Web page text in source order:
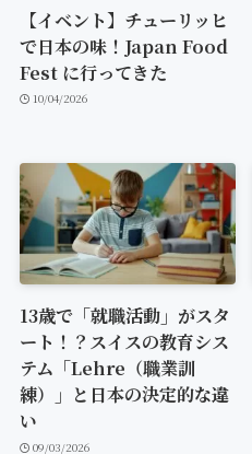
【イベント】チューリッヒ
で日本の味！Japan Food
Fest に行ってきた
10/04/2026
13歳で「就職活動」がスタ
ート！？スイスの教育シス
テム「Lehre（職業訓
練）」と日本の決定的な違
い
09/03/2026